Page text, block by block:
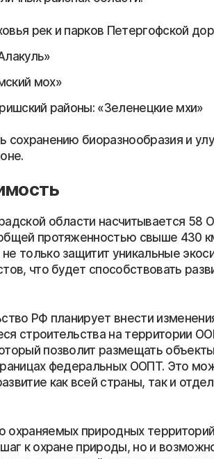
рек и парков Петергофской
мох»
районы: «Зеленецкие мхи»
сохранению биоразнообразия и
области насчитывается 58
протяженностью свыше 430
только защитит уникальные
что будет способствовать
РФ планирует внести
строительства на территории
позволит размещать объекты
федеральных ООПТ. Это
как всей страны, так и
охраняемых природных территорий
к охране природы, но и